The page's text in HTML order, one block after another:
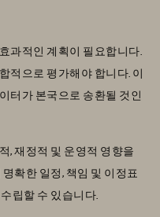
과적인 계획이 필요합니다.
적으로 평가해야 합니다. 이
터가 본국으로 송환될 것인
, 재정적 및 운영적 영향을
확한 일정, 책임 및 이정표
립할 수 있습니다.